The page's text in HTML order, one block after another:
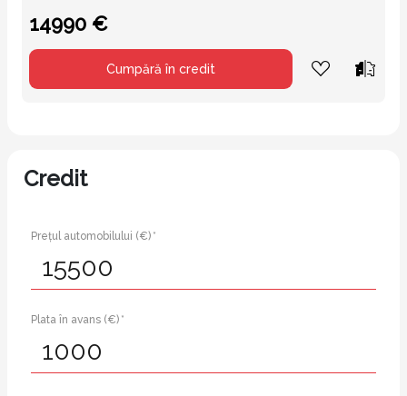
14990 €
Cumpără în credit
Credit
Prețul automobilului (€) *
Plata în avans (€) *